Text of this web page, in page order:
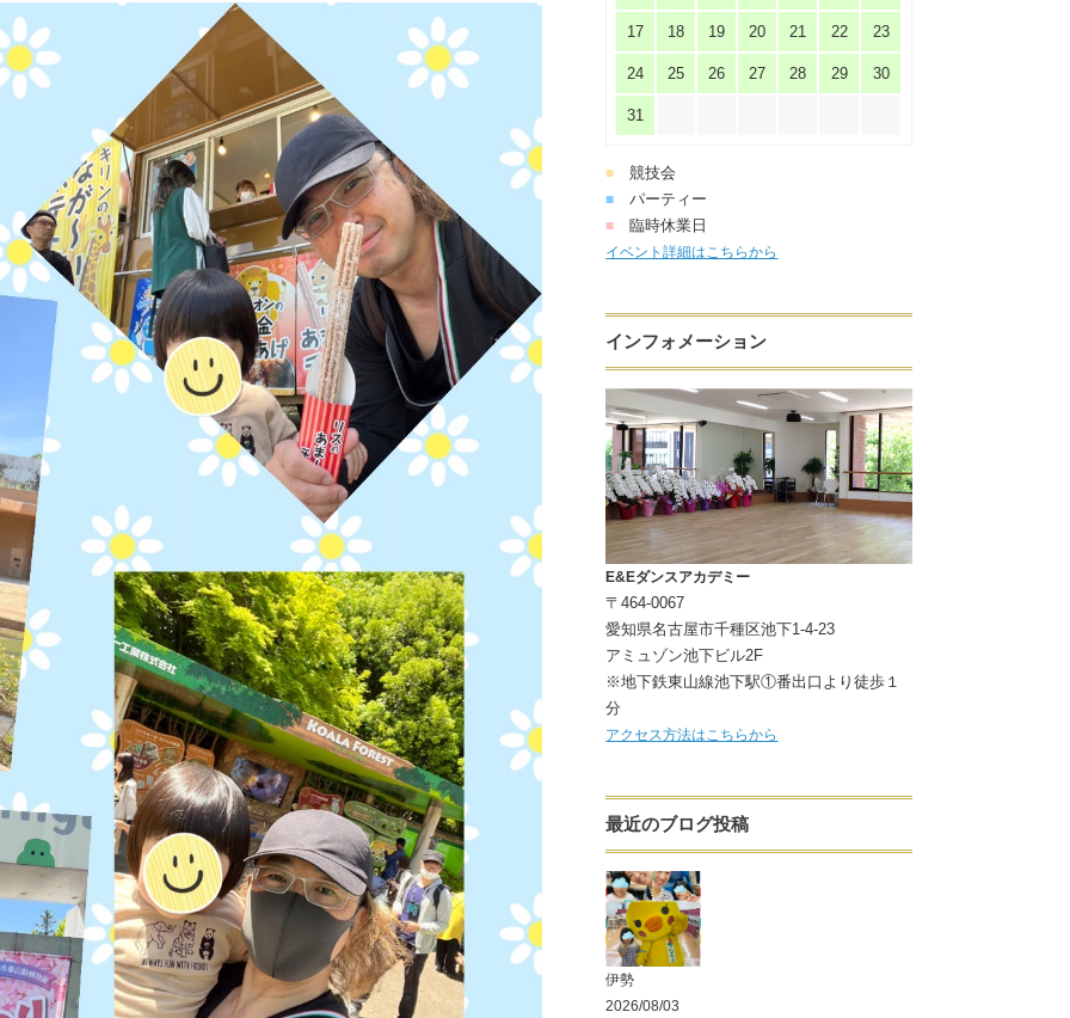
17 18 19 20 21 22 23
24 25 26 27 28 29 30
31
■ 競技会
■ パーティー
■ 臨時休業日
イベント詳細はこちらから
インフォメーション
E&Eダンスアカデミー
〒464-0067
愛知県名古屋市千種区池下1-4-23
アミュゾン池下ビル2F
※地下鉄東山線池下駅①番出口より徒歩１
分
アクセス方法はこちらから
最近のブログ投稿
伊勢
2026/08/03